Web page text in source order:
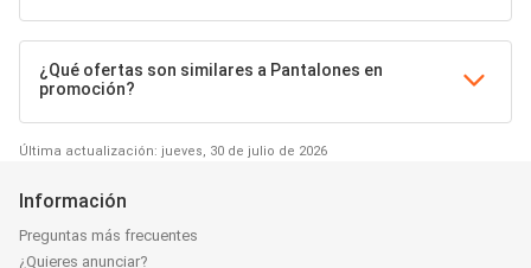
¿Qué ofertas son similares a Pantalones en
promoción?
Última actualización: jueves, 30 de julio de 2026
Información
Preguntas más frecuentes
¿Quieres anunciar?